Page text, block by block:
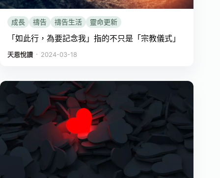
成長 禱告 禱告生活 靈命更新
「如此行，為要記念我」指的不只是「宗教儀式」
天恩悅讀 ． 2024-03-18